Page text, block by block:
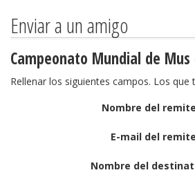
Enviar a un amigo
Campeonato Mundial de
Rellenar los siguientes campos. Los
Nombre del
E-mail del
Nombre del